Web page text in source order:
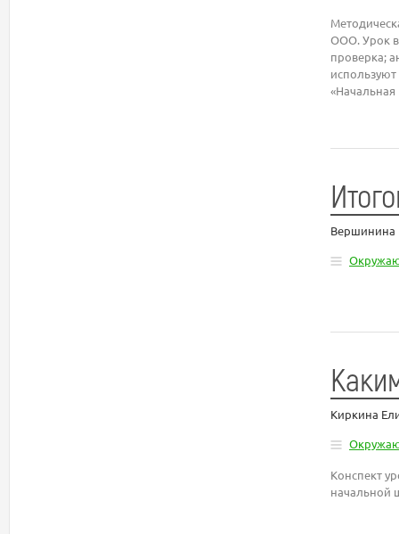
ООО. Урок
проверка;
Вершинина
Киркина
Конспект
начальной